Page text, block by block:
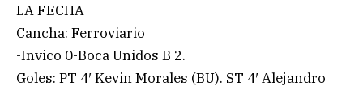
LA FECHA
Cancha: Ferroviario
-Invico 0-Boca Unidos B 2.
Goles: PT 4′ Kevin Morales (BU). ST 4′ Alejandro